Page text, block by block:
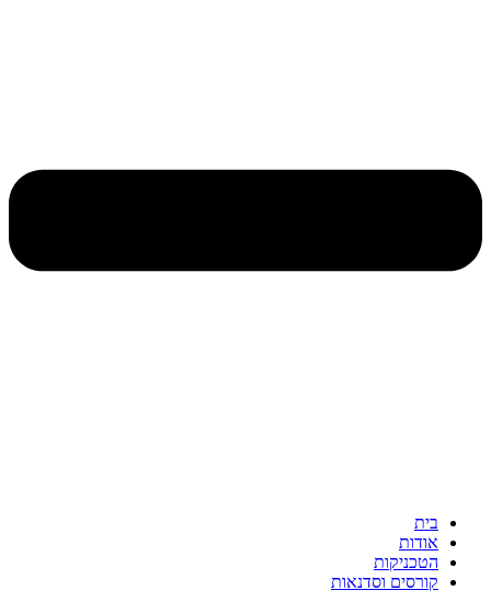
בית
אודות
הטכניקות
קורסים וסדנאות